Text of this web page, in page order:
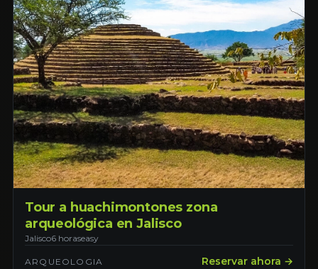
Tour a huachimontones zona
arqueológica en Jalisco
Jalisco6 horaseasy
ARQUEOLOGIA Reservar ahora →